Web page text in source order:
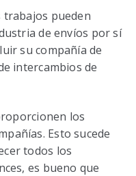
trabajos pueden
de envíos por sí
su compañía de
intercambios de
los
Esto sucede
todos los
es bueno que